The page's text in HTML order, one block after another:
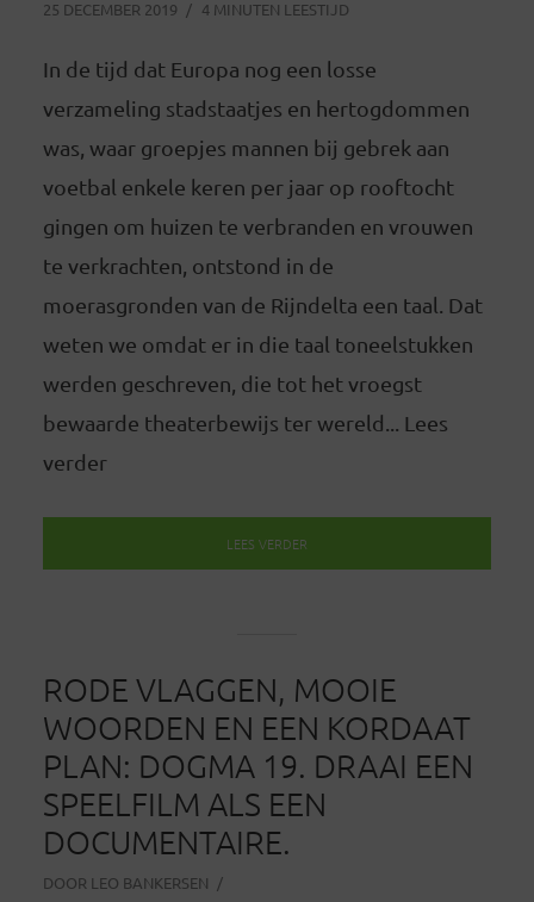
25 DECEMBER 2019
4 MINUTEN LEESTIJD
In de tijd dat Europa nog een losse
verzameling stadstaatjes en hertogdommen
was, waar groepjes mannen bij gebrek aan
voetbal enkele keren per jaar op rooftocht
gingen om huizen te verbranden en vrouwen
te verkrachten, ontstond in de
moerasgronden van de Rijndelta een taal. Dat
weten we omdat er in die taal toneelstukken
werden geschreven, die tot het vroegst
bewaarde theaterbewijs ter wereld... Lees
verder
LEES VERDER
RODE VLAGGEN, MOOIE
WOORDEN EN EEN KORDAAT
PLAN: DOGMA 19. DRAAI EEN
SPEELFILM ALS EEN
DOCUMENTAIRE.
DOOR LEO BANKERSEN